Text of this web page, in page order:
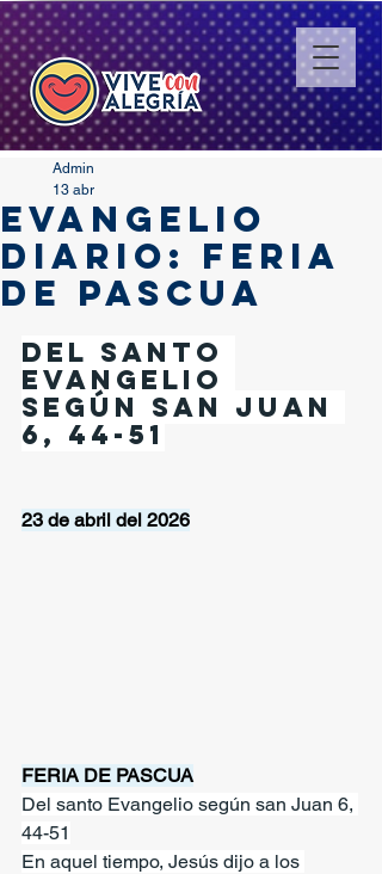
EVANGELIO
DIARIO: FERIA
DE PASCUA
Admin
13 abr
Del santo
Evangelio
según San Juan
6, 44-51
23 de abril del 2026
FERIA DE PASCUA
Del santo Evangelio según san Juan 6,
44-51
En aquel tiempo, Jesús dijo a los